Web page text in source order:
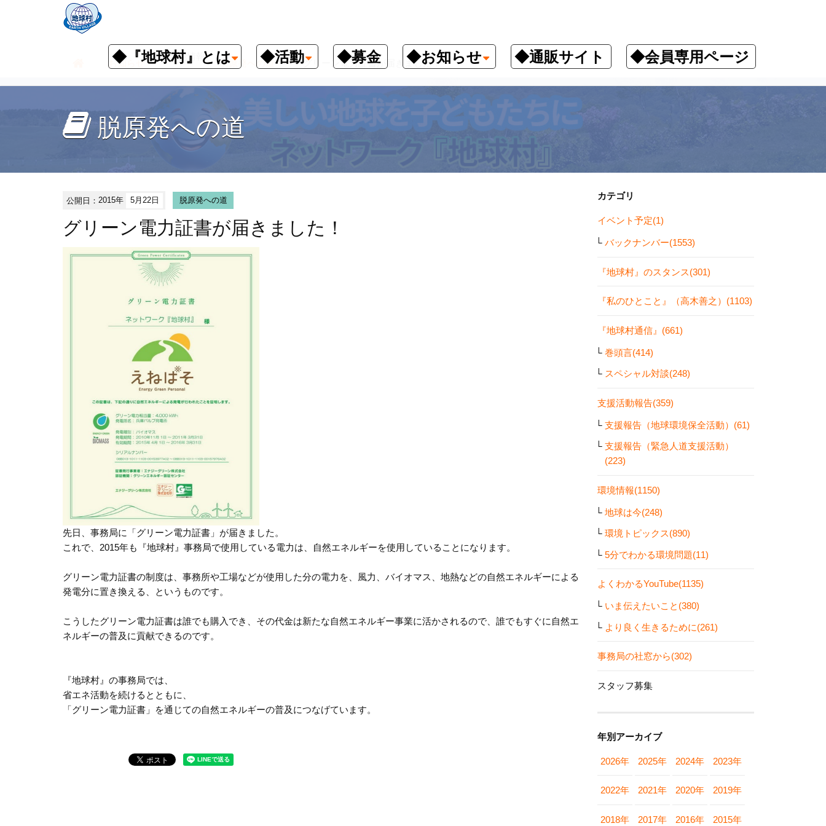
◆『地球村』とは ◆活動 ◆募金 ◆お知らせ ◆通販サイト ◆会員専用ページ
お知らせ
その他情報
脱原発への道 グリーン電力証書が届きました！
脱原発への道
公開日：2015年 5月22日 脱原発への道
グリーン電力証書が届きました！
先日、事務局に「グリーン電力証書」が届きました。
これで、2015年も『地球村』事務局で使用している電力は、自然エネルギーを使用していることになります。
グリーン電力証書の制度は、事務所や工場などが使用した分の電力を、風力、バイオマス、地熱などの自然エネルギーによる
発電分に置き換える、というものです。
こうしたグリーン電力証書は誰でも購入でき、その代金は新たな自然エネルギー事業に活かされるので、誰でもすぐに自然エ
ネルギーの普及に貢献できるのです。
『地球村』の事務局では、
省エネ活動を続けるとともに、
「グリーン電力証書」を通じての自然エネルギーの普及につなげています。
カテゴリ
イベント予定(1)
バックナンバー(1553)
『地球村』のスタンス(301)
『私のひとこと』（高木善之）(1103)
『地球村通信』(661)
巻頭言(414)
スペシャル対談(248)
支援活動報告(359)
支援報告（地球環境保全活動）(61)
支援報告（緊急人道支援活動）
(223)
環境情報(1150)
地球は今(248)
環境トピックス(890)
5分でわかる環境問題(11)
よくわかるYouTube(1135)
いま伝えたいこと(380)
より良く生きるために(261)
事務局の社窓から(302)
スタッフ募集
年別アーカイブ
2026年 2025年 2024年 2023年
2022年 2021年 2020年 2019年
2018年 2017年 2016年 2015年